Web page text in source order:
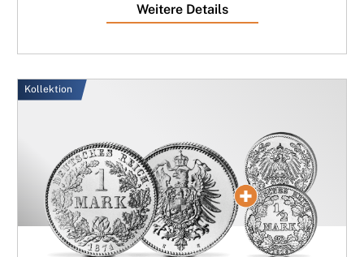
Weitere Details
Kollektion